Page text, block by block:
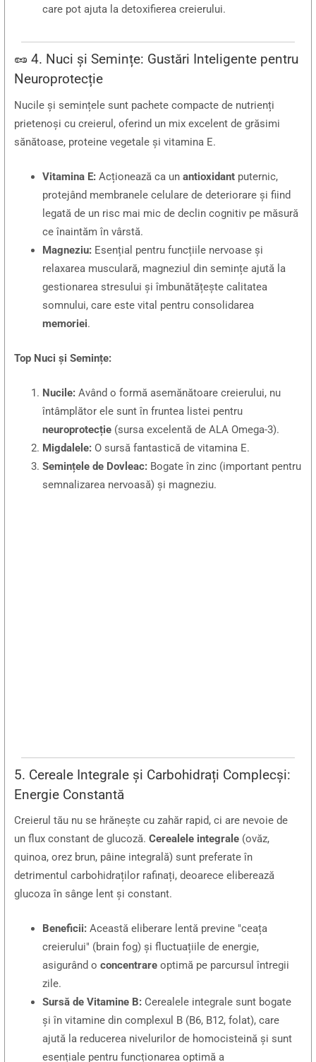
care pot ajuta la detoxifierea creierului.
🥜 4. Nuci și Semințe: Gustări Inteligente pentru
Neuroprotecție
Nucile și semințele sunt pachete compacte de nutrienți
prietenoși cu creierul, oferind un mix excelent de grăsimi
sănătoase, proteine vegetale și vitamina E.
Vitamina E: Acționează ca unantioxidant puternic,
protejând membranele celulare de deteriorare și fiind
legată de un risc mai mic de declin cognitiv pe măsură
ce înaintăm în vârstă.
Magneziu: Esențial pentru funcțiile nervoase și
relaxarea musculară, magneziul din semințe ajută la
gestionarea stresului și îmbunătățește calitatea
somnului, care este vital pentru consolidarea
memoriei.
Top Nuci și Semințe:
Nucile: Având o formă asemănătoare creierului, nu
întâmplător ele sunt în fruntea listei pentru
neuroprotecție (sursa excelentă de ALA Omega-3).
Migdalele: O sursă fantastică de vitamina E.
Semințele de Dovleac: Bogate în zinc (important pentru
semnalizarea nervoasă) și magneziu.
5. Cereale Integrale și Carbohidrați Complecși:
Energie Constantă
Creierul tău nu se hrănește cu zahăr rapid, ci are nevoie de
un flux constant de glucoză.Cerealele integrale (ovăz,
quinoa, orez brun, pâine integrală) sunt preferate în
detrimentul carbohidraților rafinați, deoarece eliberează
glucoza în sânge lent și constant.
Beneficii: Această eliberare lentă previne "ceața
creierului" (brain fog) și fluctuațiile de energie,
asigurând oconcentrare optimă pe parcursul întregii
zile.
Sursă de Vitamine B: Cerealele integrale sunt bogate
și în vitamine din complexul B (B6, B12, folat), care
ajută la reducerea nivelurilor de homocisteină și sunt
esențiale pentru funcționarea optimă a